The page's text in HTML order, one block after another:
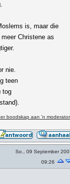
is, maar die
Christene as
nie.
teen
tog
boodskap aan 'n moderator
So., 09 September
09:26